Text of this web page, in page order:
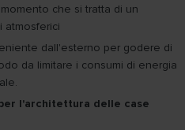
che si tratta di un
atmosferici
dall'esterno per godere di
da limitare i consumi di energia
l'architettura delle case